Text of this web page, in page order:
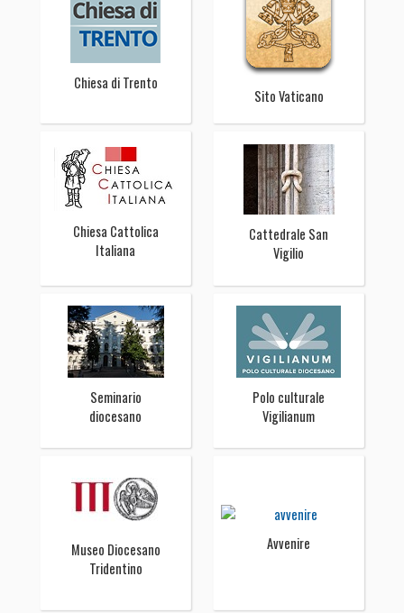
Chiesa di Trento
Sito Vaticano
Chiesa Cattolica
Italiana
Cattedrale San
Vigilio
Seminario
diocesano
Polo culturale
Vigilianum
Museo Diocesano
Tridentino
Avvenire